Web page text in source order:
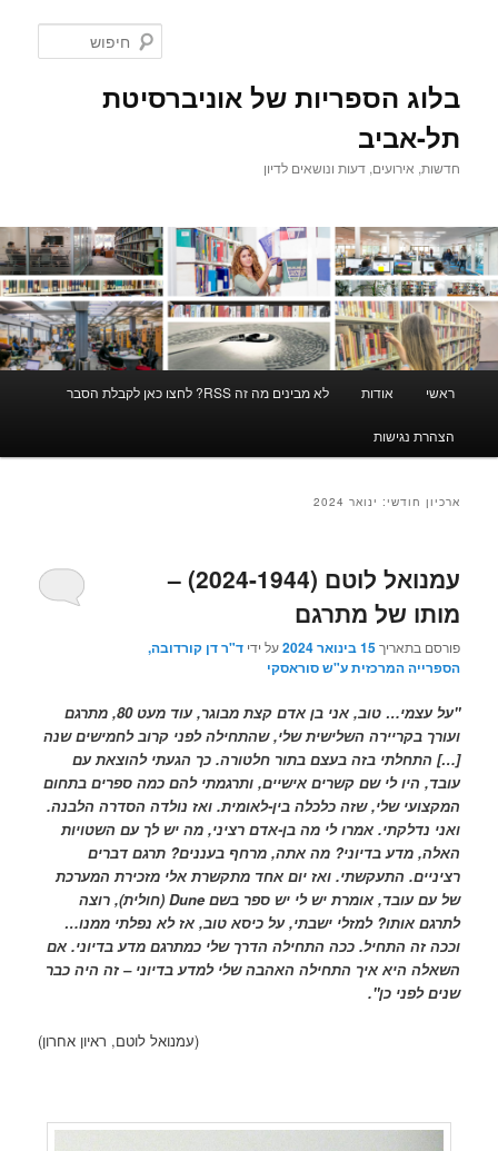
בלוג הספריות של אוניברסיטת
תל-אביב
חדשות, אירועים, דעות ונושאים לדיון
ראשי אודות לא מבינים מה זה RSS? לחצו כאן לקבלת הסבר
הצהרת נגישות
ארכיון חודשי: ינואר 2024
עמנואל לוטם (2024-1944) –
מותו של מתרגם
פורסם בתאריך15 בינואר 2024 על ידיד"ר דן קורדובה,
הספרייה המרכזית ע"ש סוראסקי
"על עצמי… טוב, אני בן אדם קצת מבוגר, עוד מעט 80, מתרגם
ועורך בקריירה השלישית שלי, שהתחילה לפני קרוב לחמישים שנה
[…] התחלתי בזה בעצם בתור חלטורה. כך הגעתי להוצאת עם
עובד, היו לי שם קשרים אישיים, ותרגמתי להם כמה ספרים בתחום
המקצועי שלי, שזה כלכלה בין-לאומית. ואז נולדה הסדרה הלבנה.
ואני נדלקתי. אמרו לי מה בן-אדם רציני, מה יש לך עם השטויות
האלה, מדע בדיוני? מה אתה, מרחף בעננים? תרגם דברים
רציניים. התעקשתי. ואז יום אחד מתקשרת אלי מזכירת המערכת
של עם עובד, אומרת יש לי יש ספר בשם Dune
(חולית), רוצה
לתרגם אותו? למזלי ישבתי, על כיסא טוב, אז לא נפלתי ממנו…
וככה זה התחיל. ככה התחילה הדרך שלי כמתרגם מדע בדיוני. אם
השאלה היא איך התחילה האהבה שלי למדע בדיוני – זה היה כבר
שנים לפני כן".
(עמנואל לוטם, ראיון אחרון)